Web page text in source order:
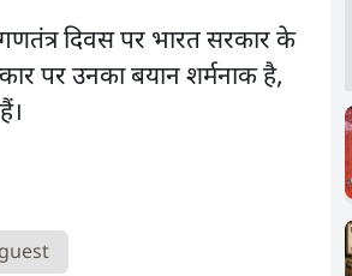
गणतंत्र दिवस पर भारत सरकार के
पर उनका बयान शर्मनाक है,